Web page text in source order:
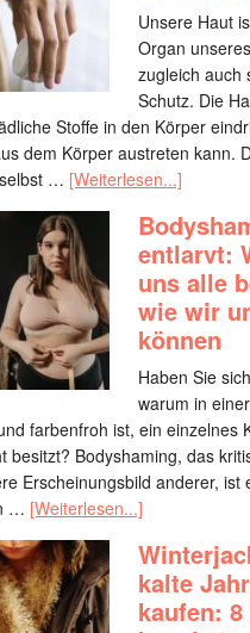
Unsere Haut
Organ
zugleich auch
Schutz. Die
Stoffe in den Körper
dem Körper austreten kann.
… [Weiterlesen...]
entlarvt:
uns alle
wie wir
können
Haben Sie
warum in
farbenfroh ist, ein einzelnes
besitzt? Bodyshaming, das
Erscheinungsbild anderer, ist
… [Weiterlesen...]
kalte
kaufen: